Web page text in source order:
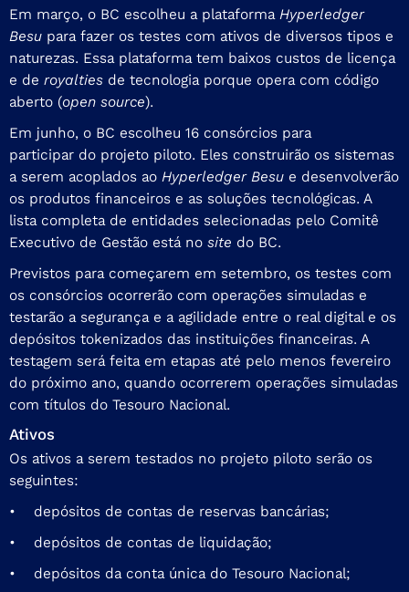
Em março, o BC escolheu a plataforma Hyperledger
Besu para fazer os testes com ativos de diversos tipos e
naturezas. Essa plataforma tem baixos custos de licença
e de royalties de tecnologia porque opera com código
aberto (open source).
Em junho, o BC escolheu 16 consórcios para
participar do projeto piloto. Eles construirão os sistemas
a serem acoplados ao Hyperledger Besu e desenvolverão
os produtos financeiros e as soluções tecnológicas. A
lista completa de entidades selecionadas pelo Comitê
Executivo de Gestão está no site do BC.
Previstos para começarem em setembro, os testes com
os consórcios ocorrerão com operações simuladas e
testarão a segurança e a agilidade entre o real digital e os
depósitos tokenizados das instituições financeiras. A
testagem será feita em etapas até pelo menos fevereiro
do próximo ano, quando ocorrerem operações simuladas
com títulos do Tesouro Nacional.
Ativos
Os ativos a serem testados no projeto piloto serão os
seguintes:
• depósitos de contas de reservas bancárias;
• depósitos de contas de liquidação;
• depósitos da conta única do Tesouro Nacional;